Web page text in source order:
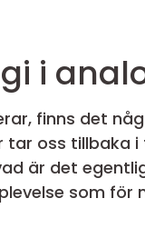
i
finns det
oss tillbaka
är det
som för